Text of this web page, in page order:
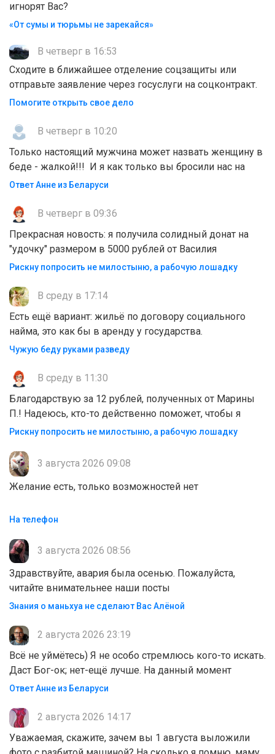
игнорят Вас?
«От сумы и тюрьмы не зарекайся»
В четверг в 16:53
Сходите в ближайшее отделение соцзащиты или
отправьте заявление через госуслуги на соцконтракт.
Помогите открыть свое дело
В четверг в 10:20
Только настоящий мужчина может назвать женщину в
беде - жалкой!!! И я как только вы бросили нас на
Ответ Анне из Беларуси
В четверг в 09:36
Прекрасная новость: я получила солидный донат на
"удочку" размером в 5000 рублей от Василия
Рискну попросить не милостыню, а рабочую лошадку
В среду в 17:14
Есть ещё вариант: жильё по договору социального
найма, это как бы в аренду у государства.
Чужую беду руками разведу
В среду в 11:30
Благодарствую за 12 рублей, полученных от Марины
П.! Надеюсь, кто-то действенно поможет, чтобы я
Рискну попросить не милостыню, а рабочую лошадку
3 августа 2026 09:08
Желание есть, только возможностей нет
На телефон
3 августа 2026 08:56
Здравствуйте, авария была осенью. Пожалуйста,
читайте внимательнее наши посты
Знания о маньхуа не сделают Вас Алëной
2 августа 2026 23:19
Всё не уймётесь) Я не особо стремлюсь кого-то искать.
Даст Бог-ок; нет-ещё лучше. На данный момент
Ответ Анне из Беларуси
2 августа 2026 14:17
Уважаемая, скажите, зачем вы 1 августа выложили